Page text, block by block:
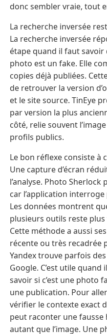
donc sembler vraie, tout
La recherche inversée
La recherche inversée
étape quand il faut
photo est un fake. Elle
copies déjà publiées.
de retrouver la version
et le site source. TinEye
par version la plus
côté, relie souvent
profils publics.
Le bon réflexe consiste à
Une capture d’écran
l’analyse. Photo
car l’application
Les données montrent
plusieurs outils reste plus
Cette méthode a aussi
récente ou très recadrée
Yandex trouve parfois
Google. C’est utile
savoir si c’est une photo
une publication. Pour
vérifier le contexte exact
peut raconter une
autant que l’image. Une